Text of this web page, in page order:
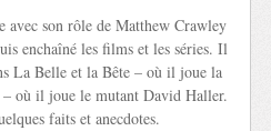
avec son rôle de Matthew Crawley
enchaîné les films et les séries. Il
La Belle et la Bête – où il joue la
où il joue le mutant David Haller.
faits et anecdotes.